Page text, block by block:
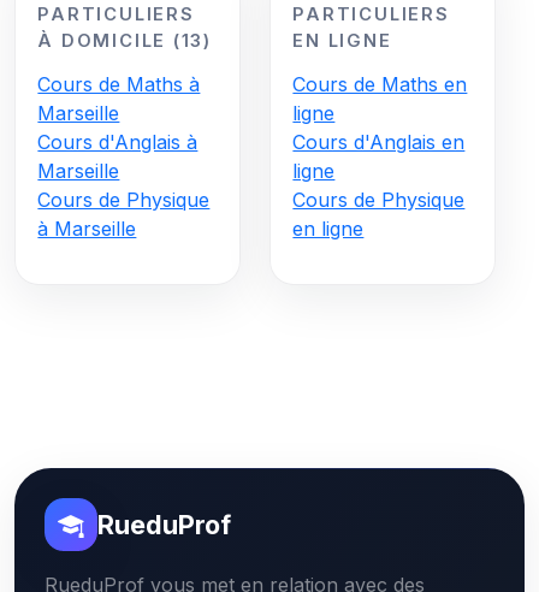
PARTICULIERS
À DOMICILE (13)
Cours de Maths à
Marseille
Cours d'Anglais à
Marseille
Cours de Physique
à Marseille
PARTICULIERS
EN LIGNE
Cours de Maths en
ligne
Cours d'Anglais en
ligne
Cours de Physique
en ligne
RueduProf
RueduProf vous met en relation avec des